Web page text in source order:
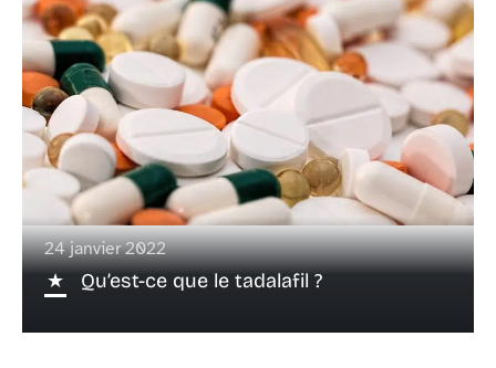
24 janvier 2022
Qu’est-ce que le tadalafil ?